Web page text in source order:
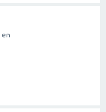
en